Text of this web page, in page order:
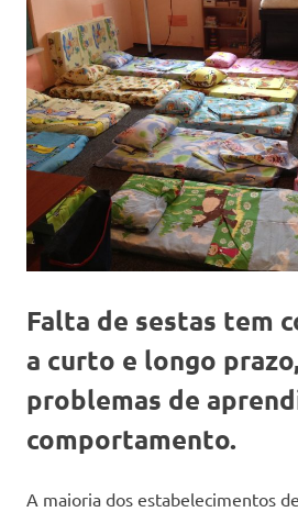
Falta de sestas tem
a curto e longo
problemas de
comportamento.
A maioria dos estabelecimentos